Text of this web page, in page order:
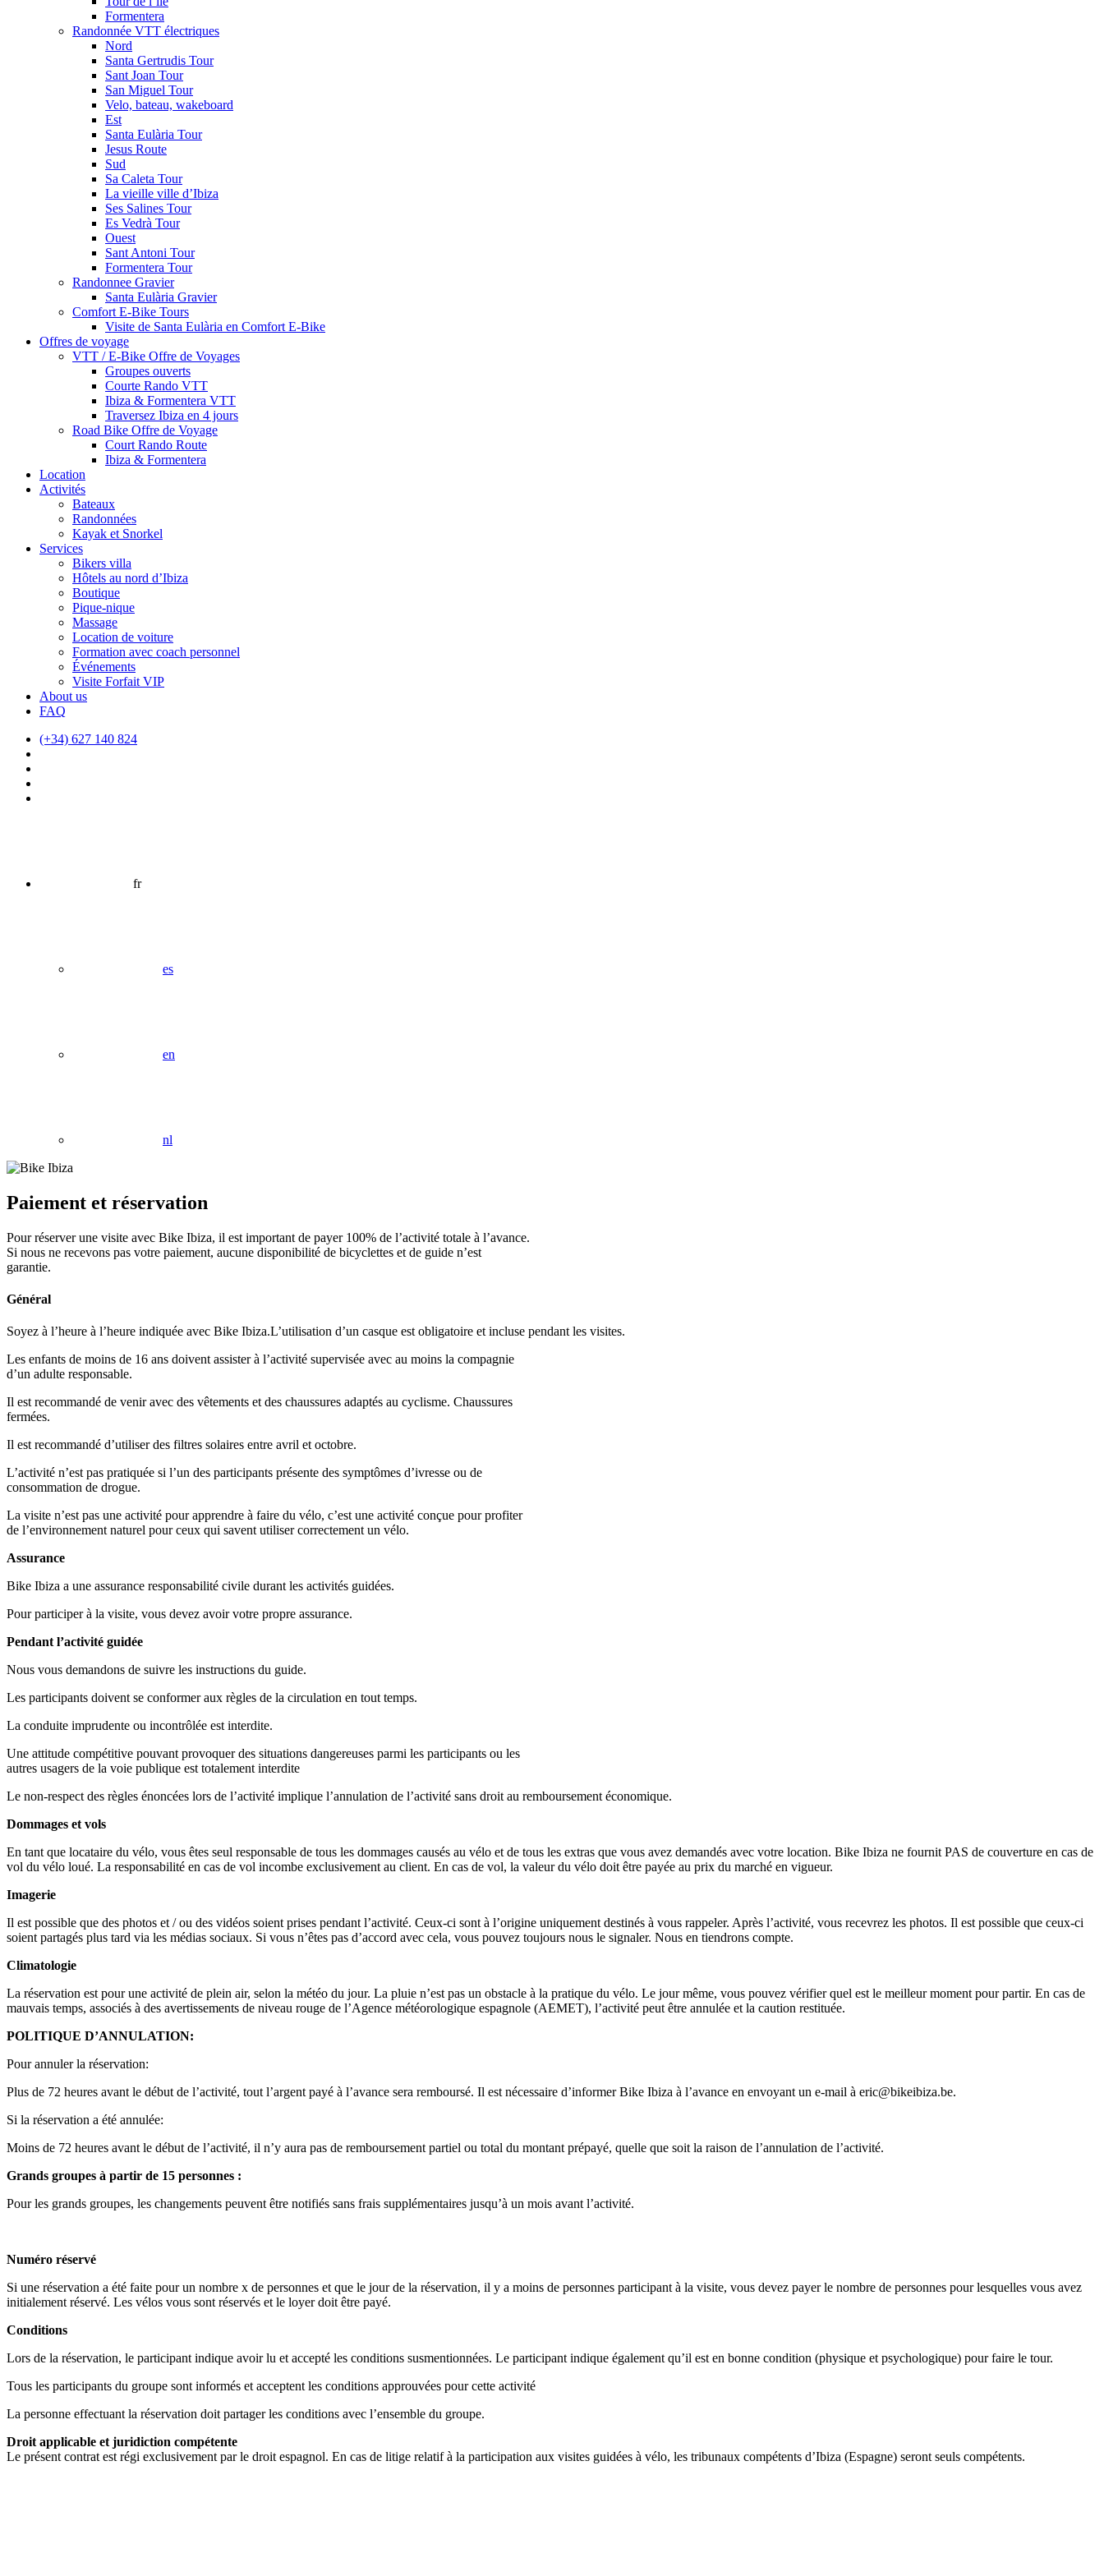
Formentera
Randonnée VTT électriques
Nord
Santa Gertrudis Tour
Sant Joan Tour
San Miguel Tour
Velo, bateau, wakeboard
Est
Santa Eulària Tour
Jesus Route
Sud
Sa Caleta Tour
La vieille ville d’Ibiza
Ses Salines Tour
Es Vedrà Tour
Ouest
Sant Antoni Tour
Formentera Tour
Randonnee Gravier
Santa Eulària Gravier
Comfort E-Bike Tours
Visite de Santa Eulària en Comfort E-Bike
Offres de voyage
VTT / E-Bike Offre de Voyages
Groupes ouverts
Courte Rando VTT
Ibiza & Formentera VTT
Traversez Ibiza en 4 jours
Road Bike Offre de Voyage
Court Rando Route
Ibiza & Formentera
Location
Activités
Bateaux
Randonnées
Kayak et Snorkel
Services
Bikers villa
Hôtels au nord d’Ibiza
Boutique
Pique-nique
Massage
Location de voiture
Formation avec coach personnel
Événements
Visite Forfait VIP
About us
FAQ
(+34) 627 140 824
fr
es
en
nl
Paiement et réservation
Pour réserver une visite avec Bike Ibiza, il est important de payer 100% de l’activité totale à l’avance.
Si nous ne recevons pas votre paiement, aucune disponibilité de bicyclettes et de guide n’est
garantie.
Général
Soyez à l’heure à l’heure indiquée avec Bike Ibiza.L’utilisation d’un casque est obligatoire et incluse pendant les visites.
Les enfants de moins de 16 ans doivent assister à l’activité supervisée avec au moins la compagnie
d’un adulte responsable.
Il est recommandé de venir avec des vêtements et des chaussures adaptés au cyclisme. Chaussures
fermées.
Il est recommandé d’utiliser des filtres solaires entre avril et octobre.
L’activité n’est pas pratiquée si l’un des participants présente des symptômes d’ivresse ou de
consommation de drogue.
La visite n’est pas une activité pour apprendre à faire du vélo, c’est une activité conçue pour profiter
de l’environnement naturel pour ceux qui savent utiliser correctement un vélo.
Assurance
Bike Ibiza a une assurance responsabilité civile durant les activités guidées.
Pour participer à la visite, vous devez avoir votre propre assurance.
Pendant l’activité guidée
Nous vous demandons de suivre les instructions du guide.
Les participants doivent se conformer aux règles de la circulation en tout temps.
La conduite imprudente ou incontrôlée est interdite.
Une attitude compétitive pouvant provoquer des situations dangereuses parmi les participants ou les
autres usagers de la voie publique est totalement interdite
Le non-respect des règles énoncées lors de l’activité implique l’annulation de l’activité sans droit au remboursement économique.
Dommages et vols
En tant que locataire du vélo, vous êtes seul responsable de tous les dommages causés au vélo et de tous les extras que vous avez demandés avec votre location. Bike Ibiza ne fournit PAS de couverture en cas de
vol du vélo loué. La responsabilité en cas de vol incombe exclusivement au client. En cas de vol, la valeur du vélo doit être payée au prix du marché en vigueur.
Imagerie
Il est possible que des photos et / ou des vidéos soient prises pendant l’activité. Ceux-ci sont à l’origine uniquement destinés à vous rappeler. Après l’activité, vous recevrez les photos. Il est possible que ceux-ci
soient partagés plus tard via les médias sociaux. Si vous n’êtes pas d’accord avec cela, vous pouvez toujours nous le signaler. Nous en tiendrons compte.
Climatologie
La réservation est pour une activité de plein air, selon la météo du jour. La pluie n’est pas un obstacle à la pratique du vélo. Le jour même, vous pouvez vérifier quel est le meilleur moment pour partir. En cas de
mauvais temps, associés à des avertissements de niveau rouge de l’Agence météorologique espagnole (AEMET), l’activité peut être annulée et la caution restituée.
POLITIQUE D’ANNULATION:
Pour annuler la réservation:
Plus de 72 heures avant le début de l’activité, tout l’argent payé à l’avance sera remboursé. Il est nécessaire d’informer Bike Ibiza à l’avance en envoyant un e-mail à eric@bikeibiza.be.
Si la réservation a été annulée:
Moins de 72 heures avant le début de l’activité, il n’y aura pas de remboursement partiel ou total du montant prépayé, quelle que soit la raison de l’annulation de l’activité.
Grands groupes à partir de 15 personnes :
Pour les grands groupes, les changements peuvent être notifiés sans frais supplémentaires jusqu’à un mois avant l’activité.
Numéro réservé
Si une réservation a été faite pour un nombre x de personnes et que le jour de la réservation, il y a moins de personnes participant à la visite, vous devez payer le nombre de personnes pour lesquelles vous avez
initialement réservé. Les vélos vous sont réservés et le loyer doit être payé.
Conditions
Lors de la réservation, le participant indique avoir lu et accepté les conditions susmentionnées. Le participant indique également qu’il est en bonne condition (physique et psychologique) pour faire le tour.
Tous les participants du groupe sont informés et acceptent les conditions approuvées pour cette activité
La personne effectuant la réservation doit partager les conditions avec l’ensemble du groupe.
Droit applicable et juridiction compétente
Le présent contrat est régi exclusivement par le droit espagnol. En cas de litige relatif à la participation aux visites guidées à vélo, les tribunaux compétents d’Ibiza (Espagne) seront seuls compétents.